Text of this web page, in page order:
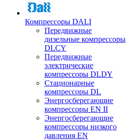
Компрессоры DALI
Передвижные
дизельные компрессоры
DLCY
Передвижные
электрические
компрессоры DLDY
Стационарные
компрессоры DL
Энергосберегающие
компрессоры EN II
Энергосберегающие
компрессоры низкого
давления EN